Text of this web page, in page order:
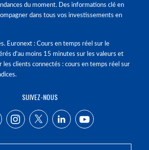
du moment. Des informations clé en
dans tous vos investissements en
Euronext : Cours en temps réel sur le
d'au moins 15 minutes sur les valeurs et
les clients connectés : cours en temps réel sur
SUIVEZ-NOUS